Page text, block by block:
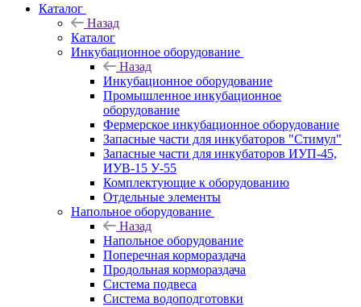
Каталог
Назад
Каталог
Инкубационное оборудование
Назад
Инкубационное оборудование
Промышленное инкубационное
оборудование
Фермерское инкубационное оборудование
Запасные части для инкубаторов "Стимул"
Запасные части для инкубаторов ИУП-45,
ИУВ-15 У-55
Комплектующие к оборудованию
Отдельные элементы
Напольное оборудование
Назад
Напольное оборудование
Поперечная кормораздача
Продольная кормораздача
Система подвеса
Система водоподготовки